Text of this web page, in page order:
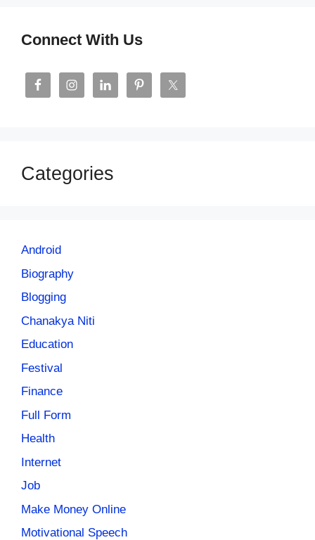
Connect With Us
Categories
Android
Biography
Blogging
Chanakya Niti
Education
Festival
Finance
Full Form
Health
Internet
Job
Make Money Online
Motivational Speech